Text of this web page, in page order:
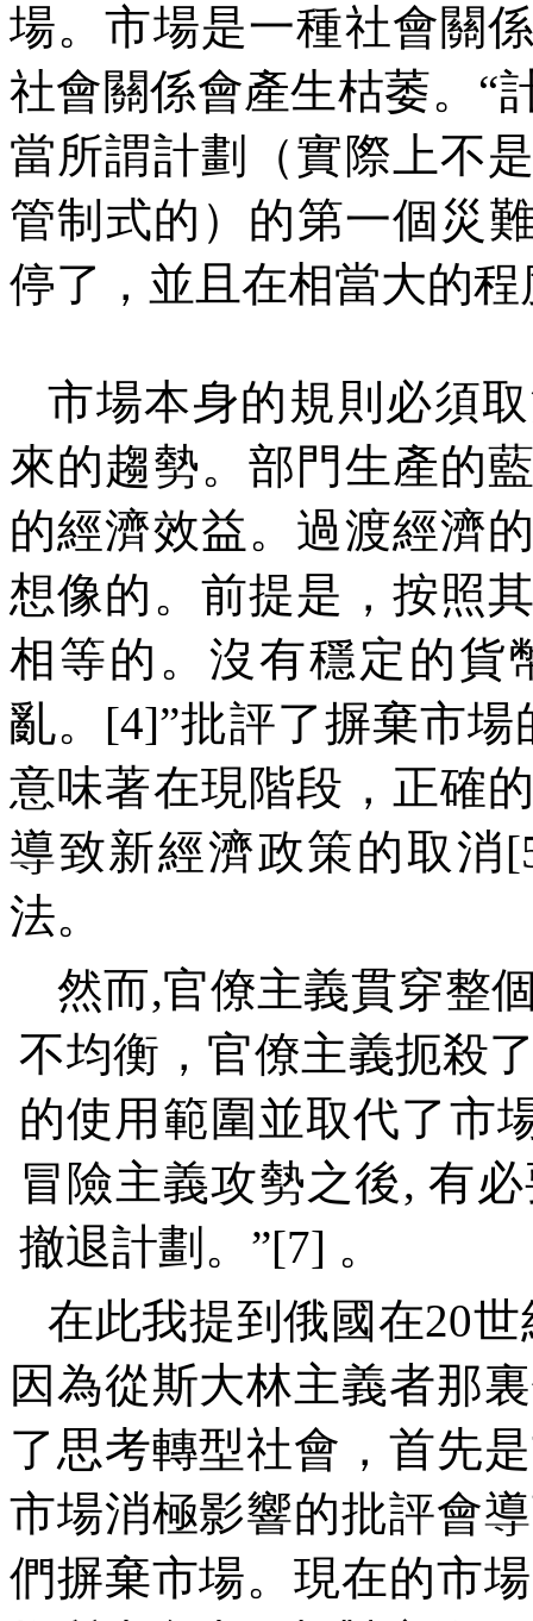
場。市場是一種社會關
社會關係會產生枯萎。
當所謂計劃（實際上不
管制式的）的第一個災
停了，並且在相當大的
市場本身的規則必須
來的趨勢。部門生產的
的經濟效益。過渡經濟
想像的。前提是，按照
相等的。沒有穩定的貨
亂。 [4]”批評了摒棄市
意味著在現階段，正確
導致新經濟政策的取消
法。
然而,官僚主義貫穿整
不均衡，官僚主義扼殺
的使用範圍並取代了市
冒險主義攻勢之後,有
撤退計劃。 ”[7] 。
在此我提到俄國在20世
因為從斯大林主義者那
了思考轉型社會，首先
市場消極影響的批評會
們摒棄市場。現在的市